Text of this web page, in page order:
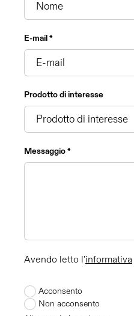
E-mail *
Prodotto di interesse
Messaggio *
Avendo letto l'informativa
Acconsento
Non acconsento